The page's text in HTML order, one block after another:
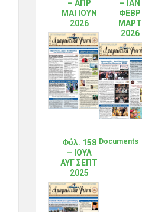
– ΑΠΡ
ΜΑΙ ΙΟΥΝ
2026
– ΙΑΝ
ΦΕΒΡ
ΜΑΡΤ
2026
Φύλ. 158
– ΙΟΥΛ
ΑΥΓ ΣΕΠΤ
2025
Documents